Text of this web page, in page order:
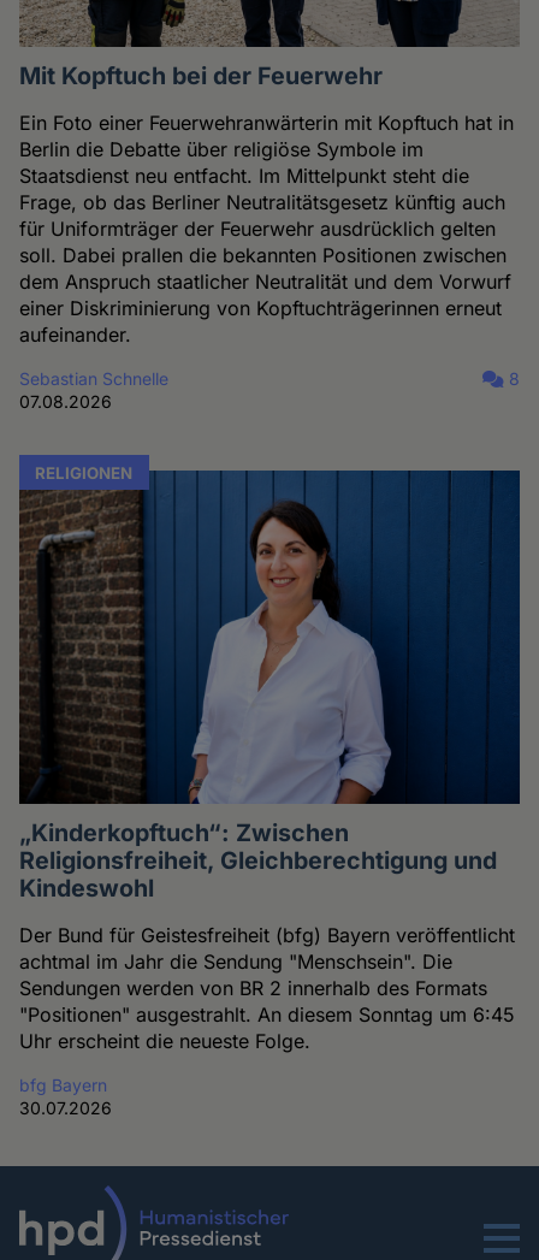
Mit Kopftuch bei der Feuerwehr
Ein Foto einer Feuerwehranwärterin mit Kopftuch hat in
Berlin die Debatte über religiöse Symbole im
Staatsdienst neu entfacht. Im Mittelpunkt steht die
Frage, ob das Berliner Neutralitätsgesetz künftig auch
für Uniformträger der Feuerwehr ausdrücklich gelten
soll. Dabei prallen die bekannten Positionen zwischen
dem Anspruch staatlicher Neutralität und dem Vorwurf
einer Diskriminierung von Kopftuchträgerinnen erneut
aufeinander.
Sebastian Schnelle
07.08.2026
8
RELIGIONEN
„Kinderkopftuch“: Zwischen
Religionsfreiheit, Gleichberechtigung und
Kindeswohl
Der Bund für Geistesfreiheit (bfg) Bayern veröffentlicht
achtmal im Jahr die Sendung "Menschsein". Die
Sendungen werden von BR 2 innerhalb des Formats
"Positionen" ausgestrahlt. An diesem Sonntag um 6:45
Uhr erscheint die neueste Folge.
bfg Bayern
30.07.2026
Menu